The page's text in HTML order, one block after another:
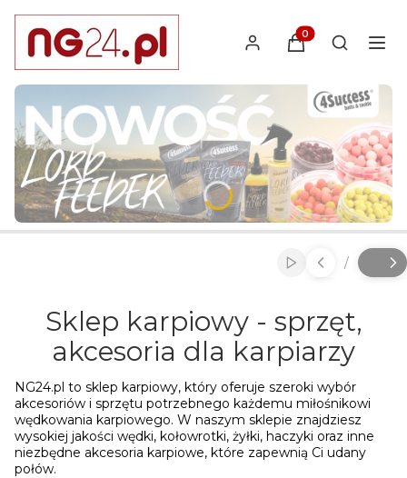
Produkty w
Otwórz
Naciśnij Enter lub spację, aby otworzyć stronę.
Naciśnij Enter lub spację, aby otworzyć stronę.
Naciśnij Enter lub spację, aby otworzyć stronę.
Włącz Slajd
/
z
Sklep karpiowy - sprzęt,
akcesoria dla karpiarzy
NG24.pl to sklep karpiowy, który oferuje szeroki wybór
akcesoriów i sprzętu potrzebnego każdemu miłośnikowi
wędkowania karpiowego. W naszym sklepie znajdziesz
wysokiej jakości wędki, kołowrotki, żyłki, haczyki oraz inne
niezbędne akcesoria karpiowe, które zapewnią Ci udany
połów.